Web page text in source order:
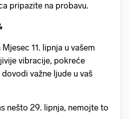
pripazite na probavu.
Mjesec 11. lipnja u vašem
vibracije, pokreće
važne ljude u vaš
nešto 29. lipnja, nemojte to